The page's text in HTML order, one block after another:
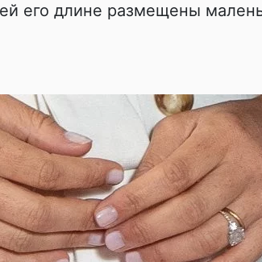
его длине размещены